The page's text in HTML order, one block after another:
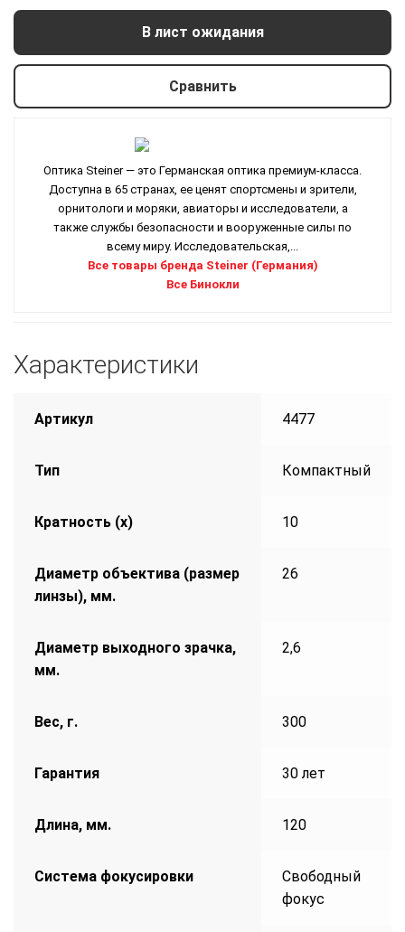
В лист ожидания
Сравнить
Оптика Steiner — это Германская оптика премиум-класса.
Доступна в 65 странах, ее ценят спортсмены и зрители,
орнитологи и моряки, авиаторы и исследователи, а
также службы безопасности и вооруженные силы по
всему миру. Исследовательская,...
Все товары бренда Steiner (Германия)
Все Бинокли
Характеристики
Артикул 4477
Тип Компактный
Кратность (х) 10
Диаметр объектива (размер
линзы), мм.
26
Диаметр выходного зрачка,
мм.
2,6
Вес, г. 300
Гарантия 30 лет
Длина, мм. 120
Система фокусировки
Свободный
фокус